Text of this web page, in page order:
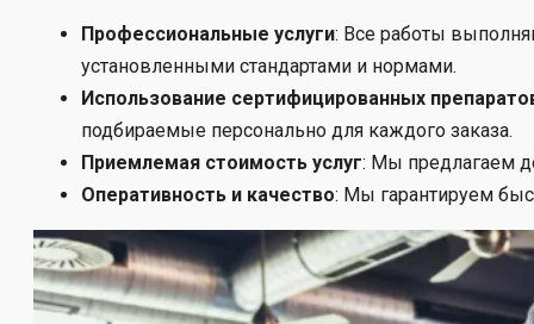
Профессиональные услуги: Все работы
установленными стандартами и нормами.
Использование сертифицированных
подбираемые персонально для каждого заказа.
Приемлемая стоимость услуг: Мы предлагаем
Оперативность и качество: Мы гарантируем